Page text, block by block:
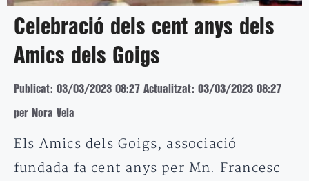
Celebració dels cent anys dels
Amics dels Goigs
Publicat: 03/03/2023 08:27 Actualitzat: 03/03/2023 08:27
per Nora Vela
Els Amics dels Goigs, associació
fundada fa cent anys per Mn. Francesc